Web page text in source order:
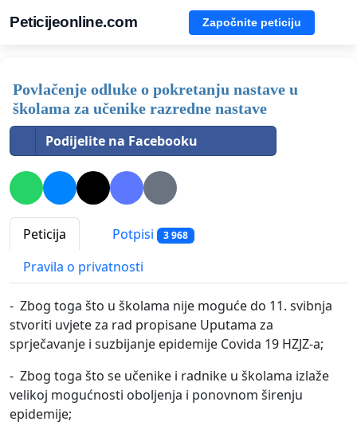
Peticijeonline.com Započnite peticiju
Povlačenje odluke o pokretanju nastave u
školama za učenike razredne nastave
Podijelite na Facebooku
Peticija Potpisi 3 968
Pravila o privatnosti
- Zbog toga što u školama nije moguće do 11. svibnja
stvoriti uvjete za rad propisane Uputama za
sprječavanje i suzbijanje epidemije Covida 19 HZJZ-a;
- Zbog toga što se učenike i radnike u školama izlaže
velikoj mogućnosti oboljenja i ponovnom širenju
epidemije;